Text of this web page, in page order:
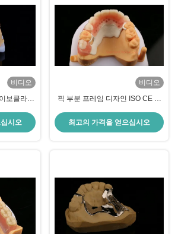
비디오
보클라르
시오
비디오
픽 부분 프레임 디자인 ISO CE 및
프레임
최고의 가격을 얻으십시오